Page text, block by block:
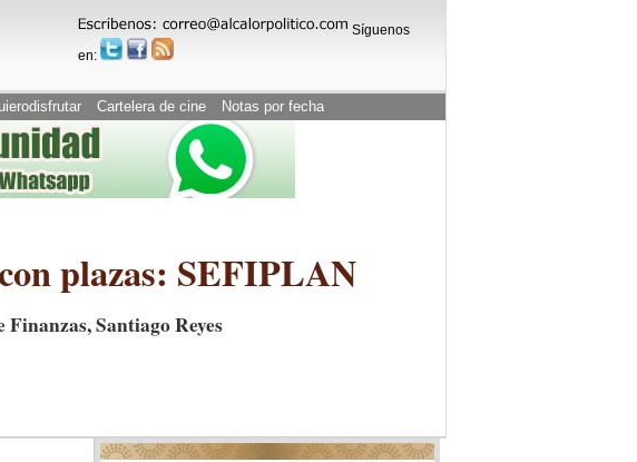
Síguenos
en:
Cartelera de cine Notas por fecha
plazas: SEFIPLAN
Santiago Reyes